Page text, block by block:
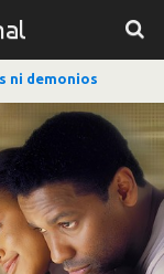
ni demonios